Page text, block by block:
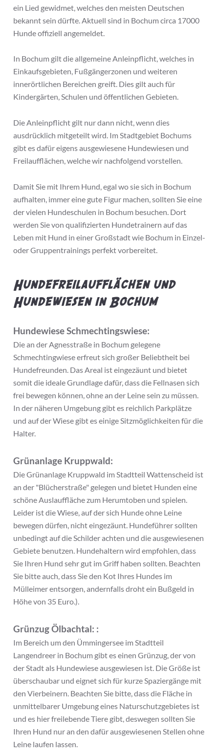
ein Lied gewidmet, welches den meisten Deutschen
bekannt sein dürfte. Aktuell sind in Bochum circa 17000
Hunde offiziell angemeldet.
In Bochum gilt die allgemeine Anleinpflicht, welches in
Einkaufsgebieten, Fußgängerzonen und weiteren
innerörtlichen Bereichen greift. Dies gilt auch für
Kindergärten, Schulen und öffentlichen Gebieten.
Die Anleinpflicht gilt nur dann nicht, wenn dies
ausdrücklich mitgeteilt wird. Im Stadtgebiet Bochums
gibt es dafür eigens ausgewiesene Hundewiesen und
Freilaufflächen, welche wir nachfolgend vorstellen.
Damit Sie mit Ihrem Hund, egal wo sie sich in Bochum
aufhalten, immer eine gute Figur machen, sollten Sie eine
der vielen Hundeschulen in Bochum besuchen. Dort
werden Sie von qualifizierten Hundetrainern auf das
Leben mit Hund in einer Großstadt wie Bochum in Einzel-
oder Gruppentrainings perfekt vorbereitet.
Hundefreilaufflächen und
Hundewiesen in Bochum
Hundewiese Schmechtingswiese:
Die an der Agnesstraße in Bochum gelegene
Schmechtingwiese erfreut sich großer Beliebtheit bei
Hundefreunden. Das Areal ist eingezäunt und bietet
somit die ideale Grundlage dafür, dass die Fellnasen sich
frei bewegen können, ohne an der Leine sein zu müssen.
In der näheren Umgebung gibt es reichlich Parkplätze
und auf der Wiese gibt es einige Sitzmöglichkeiten für die
Halter.
Grünanlage Kruppwald:
Die Grünanlage Kruppwald im Stadtteil Wattenscheid ist
an der "Blücherstraße" gelegen und bietet Hunden eine
schöne Auslauffläche zum Herumtoben und spielen.
Leider ist die Wiese, auf der sich Hunde ohne Leine
bewegen dürfen, nicht eingezäunt. Hundeführer sollten
unbedingt auf die Schilder achten und die ausgewiesenen
Gebiete benutzen. Hundehaltern wird empfohlen, dass
Sie Ihren Hund sehr gut im Griff haben sollten. Beachten
Sie bitte auch, dass Sie den Kot Ihres Hundes im
Mülleimer entsorgen, andernfalls droht ein Bußgeld in
Höhe von 35 Euro.).
Grünzug Ölbachtal: :
Im Bereich um den Ümmingersee im Stadtteil
Langendreer in Bochum gibt es einen Grünzug, der von
der Stadt als Hundewiese ausgewiesen ist. Die Größe ist
überschaubar und eignet sich für kurze Spaziergänge mit
den Vierbeinern. Beachten Sie bitte, dass die Fläche in
unmittelbarer Umgebung eines Naturschutzgebietes ist
und es hier freilebende Tiere gibt, deswegen sollten Sie
Ihren Hund nur an den dafür ausgewiesenen Stellen ohne
Leine laufen lassen.